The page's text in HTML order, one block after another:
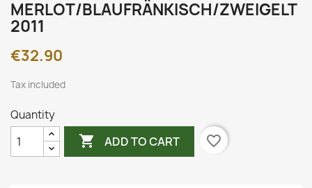
MERLOT/BLAUFRÄNKISCH/ZWEIGELT
2011
€32.90
Tax included
Quantity
 ADD TO CART favorite_border